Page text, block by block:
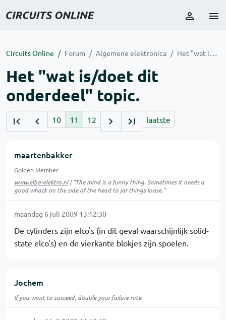
Circuits Online Forum Algemene elektronica Het "wat is/doet dit onderdeel" topic.
Het "wat is/doet dit
onderdeel" topic.
10 11 12 laatste
maartenbakker
Golden Member
www.elba-elektro.nl| "The mind is a funny thing. Sometimes it needs a
good whack on the side of the head to jar things loose."
maandag 6 juli 2009 13:12:30
De cylinders zijn elco's (in dit geval waarschijnlijk solid-
state elco's) en de vierkante blokjes zijn spoelen.
Jochem
If you want to succeed, double your failure rate.